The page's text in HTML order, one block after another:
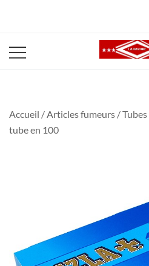
Accueil /Articles fumeurs /Tubes
tube en 100